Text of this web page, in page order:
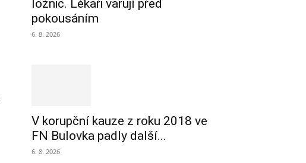
ložnic. Lékaři varují před
pokousáním
6. 8. 2026
V korupční kauze z roku 2018 ve
FN Bulovka padly další...
6. 8. 2026